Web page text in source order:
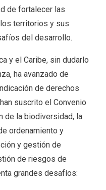
de fortalecer las
territorios y sus
del desarrollo.
y el Caribe, sin dudarlo
ha avanzado de
de derechos
suscrito el Convenio
de la biodiversidad, la
ordenamiento y
y gestión de
de riesgos de
grandes desafíos: